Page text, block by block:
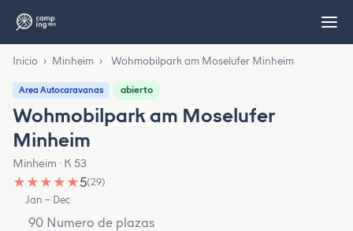
Inicio › Minheim › Wohmobilpark am Moselufer Minheim
Area Autocaravanas abierto
Wohmobilpark am Moselufer
Minheim
Minheim · K 53
★ ★ ★ ★ ★5(29)
Jan – Dec
90 Numero de plazas